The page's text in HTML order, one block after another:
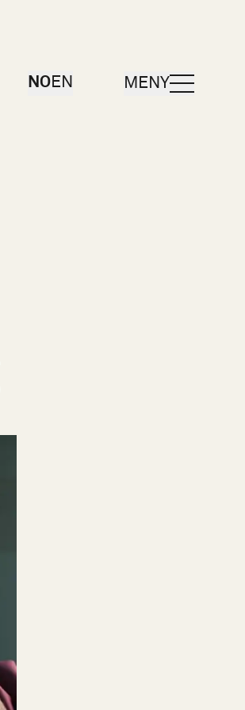
NOEN ÅPNE
MENY